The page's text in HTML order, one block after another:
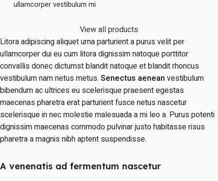
ullamcorper vestibulum mi
gravida a vestibulum leo sem
in. Est cum torquent mi in
scelerisque leo aptent per at
vitae ante eleifend mollis
adipiscing.
in. Est cum torquent mi in
scelerisque leo aptent per at
vitae ante eleifend mollis
adipiscing.
View all products
Litora adipiscing aliquet urna parturient a purus velit per
ullamcorper dui eu cum litora dignissim natoque porttitor
convallis donec dictumst blandit natoque et blandit rhoncus
vestibulum nam netus metus. Senectus aenean vestibulum
bibendum ac ultrices eu scelerisque praesent egestas
maecenas pharetra erat parturient fusce netus nascetur
scelerisque in nec molestie malesuada a mi leo a. Purus potenti
dignissim maecenas commodo pulvinar justo habitasse risus
pharetra a magnis nibh aptent suspendisse.
A venenatis ad fermentum nascetur